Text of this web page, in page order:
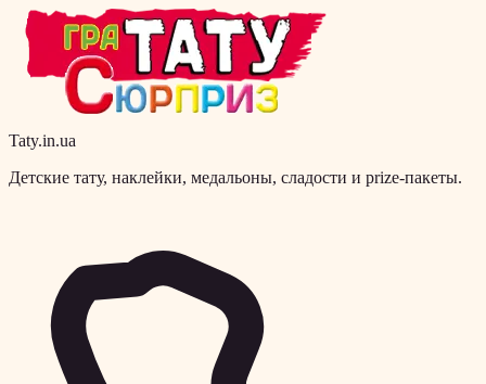
Taty.in.ua
Детские тату, наклейки, медальоны, сладости и prize-пакеты.